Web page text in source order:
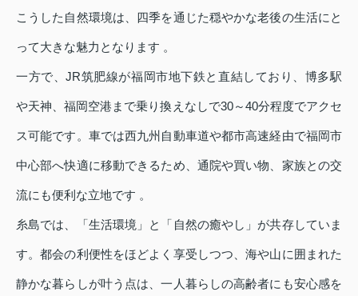
こうした自然環境は、四季を通じた穏やかな老後の生活にと
って大きな魅力となります 。
一方で、JR筑肥線が福岡市地下鉄と直結しており、博多駅
や天神、福岡空港まで乗り換えなしで30～40分程度でアクセ
ス可能です。車では西九州自動車道や都市高速経由で福岡市
中心部へ快適に移動できるため、通院や買い物、家族との交
流にも便利な立地です 。
糸島では、「生活環境」と「自然の癒やし」が共存していま
す。都会の利便性をほどよく享受しつつ、海や山に囲まれた
静かな暮らしが叶う点は、一人暮らしの高齢者にも安心感を